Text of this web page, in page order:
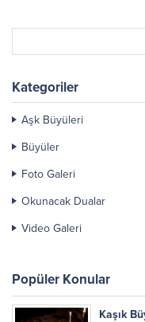
Kategoriler
Aşk Büyüleri
Büyüler
Foto Galeri
Okunacak Dualar
Video Galeri
Popüler Konular
Kaşık